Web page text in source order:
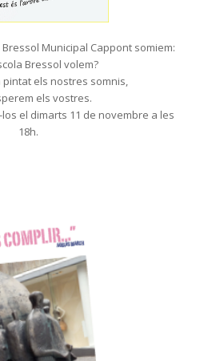
Bressol Municipal Cappont somiem:
Bressol volem?
pintat els nostres somnis,
els vostres.
el dimarts 11 de novembre a les
18h.